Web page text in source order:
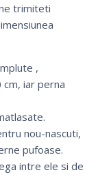
trimiteti
,
iar perna
nou-nascuti,
pufoase.
intre ele si de